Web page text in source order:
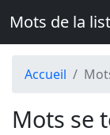
Mots de la
Accueil
Mots se